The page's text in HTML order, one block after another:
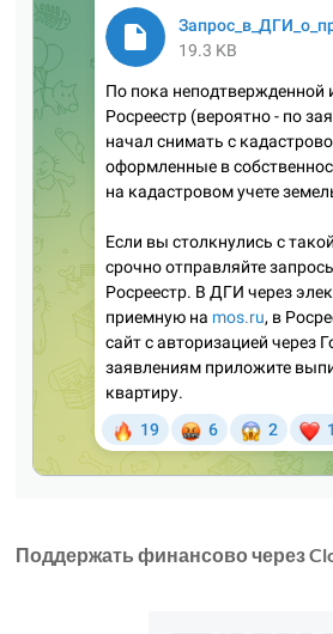
Поддержать финансово через